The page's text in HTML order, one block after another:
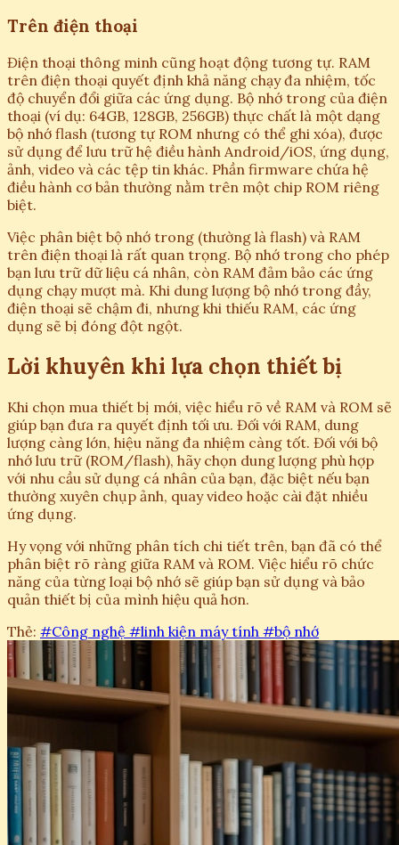
Trên điện thoại
Điện thoại thông minh cũng hoạt động tương tự. RAM
trên điện thoại quyết định khả năng chạy đa nhiệm, tốc
độ chuyển đổi giữa các ứng dụng. Bộ nhớ trong của điện
thoại (ví dụ: 64GB, 128GB, 256GB) thực chất là một dạng
bộ nhớ flash (tương tự ROM nhưng có thể ghi xóa), được
sử dụng để lưu trữ hệ điều hành Android/iOS, ứng dụng,
ảnh, video và các tệp tin khác. Phần firmware chứa hệ
điều hành cơ bản thường nằm trên một chip ROM riêng
biệt.
Việc phân biệt bộ nhớ trong (thường là flash) và RAM
trên điện thoại là rất quan trọng. Bộ nhớ trong cho phép
bạn lưu trữ dữ liệu cá nhân, còn RAM đảm bảo các ứng
dụng chạy mượt mà. Khi dung lượng bộ nhớ trong đầy,
điện thoại sẽ chậm đi, nhưng khi thiếu RAM, các ứng
dụng sẽ bị đóng đột ngột.
Lời khuyên khi lựa chọn thiết bị
Khi chọn mua thiết bị mới, việc hiểu rõ về RAM và ROM sẽ
giúp bạn đưa ra quyết định tối ưu. Đối với RAM, dung
lượng càng lớn, hiệu năng đa nhiệm càng tốt. Đối với bộ
nhớ lưu trữ (ROM/flash), hãy chọn dung lượng phù hợp
với nhu cầu sử dụng cá nhân của bạn, đặc biệt nếu bạn
thường xuyên chụp ảnh, quay video hoặc cài đặt nhiều
ứng dụng.
Hy vọng với những phân tích chi tiết trên, bạn đã có thể
phân biệt rõ ràng giữa RAM và ROM. Việc hiểu rõ chức
năng của từng loại bộ nhớ sẽ giúp bạn sử dụng và bảo
quản thiết bị của mình hiệu quả hơn.
Thẻ: #Công nghệ #linh kiện máy tính #bộ nhớ